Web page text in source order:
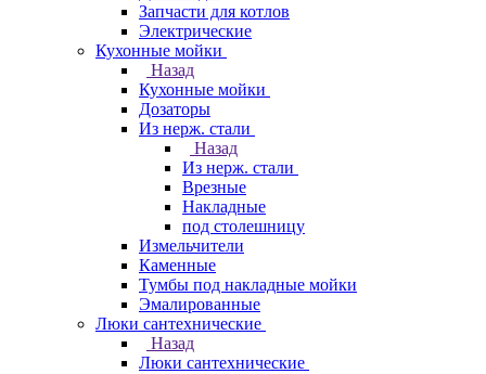
Запчасти для котлов
Электрические
Кухонные мойки
Назад
Кухонные мойки
Дозаторы
Из нерж. стали
Назад
Из нерж. стали
Врезные
Накладные
под столешницу
Измельчители
Каменные
Тумбы под накладные мойки
Эмалированные
Люки сантехнические
Назад
Люки сантехнические